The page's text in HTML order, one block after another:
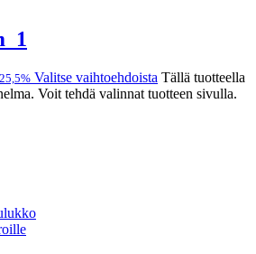
Valitse vaihtoehdoista Tällä tuotteella
Voit tehdä valinnat tuotteen sivulla.